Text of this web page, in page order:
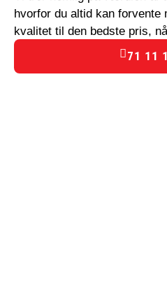
hvorfor du altid kan forvente
kvalitet til den bedste pris,
71 11